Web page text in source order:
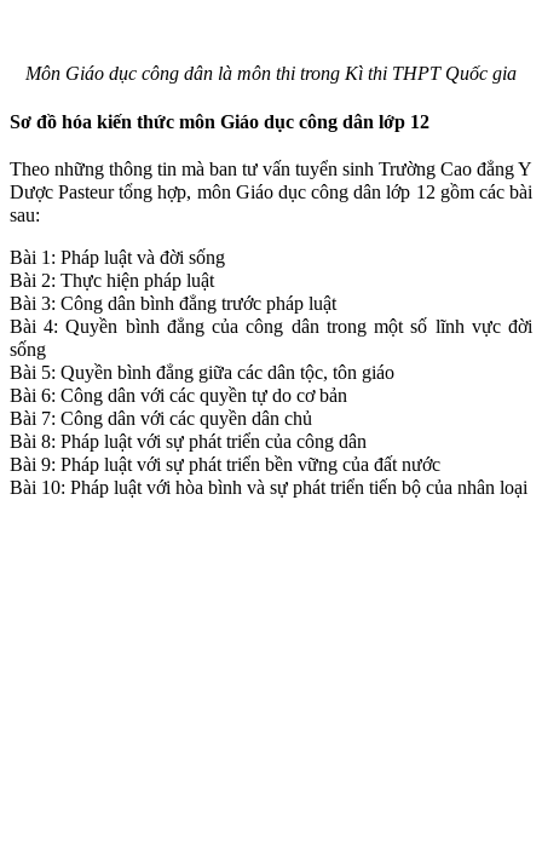
Môn Giáo dục công dân là môn thi trong Kì thi THPT Quốc gia
Sơ đồ hóa kiến thức môn Giáo dục công dân lớp 12
Theo những thông tin mà ban tư vấn tuyển sinh Trường Cao đẳng Y
Dược Pasteur tổng hợp, môn Giáo dục công dân lớp 12 gồm các bài
sau:
Bài 1: Pháp luật và đời sống
Bài 2: Thực hiện pháp luật
Bài 3: Công dân bình đẳng trước pháp luật
Bài 4: Quyền bình đẳng của công dân trong một số lĩnh vực đời
sống
Bài 5: Quyền bình đẳng giữa các dân tộc, tôn giáo
Bài 6: Công dân với các quyền tự do cơ bản
Bài 7: Công dân với các quyền dân chủ
Bài 8: Pháp luật với sự phát triển của công dân
Bài 9: Pháp luật với sự phát triển bền vững của đất nước
Bài 10: Pháp luật với hòa bình và sự phát triển tiến bộ của nhân loại